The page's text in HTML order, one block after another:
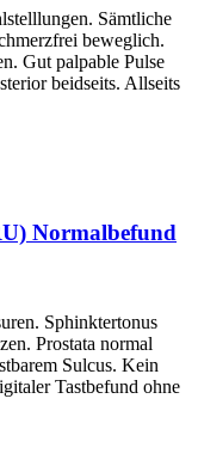
Sämtliche
beweglich.
Gut palpable Pulse
beidseits. Allseits
Normalbefund
Sphinktertonus
Prostata normal
Sulcus. Kein
Tastbefund ohne